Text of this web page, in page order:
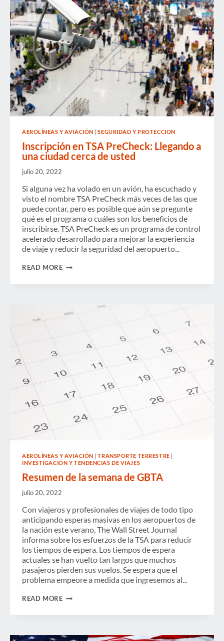
LARGAS
SE
VISLUMBRA
GRANDE
SI
NO
SE
REALIZAN
CAMBIOS
AEROLÍNEAS Y AVIACIÓN |SEGURIDAD Y PROTECCION
Inscripción en TSA PreCheck: Llegando a
una ciudad cerca de usted
julio 20, 2022
Si alguna vez ha volado en un avión, ha escuchado y
visto el nombre TSA PreCheck más veces de las que
puede contar, pero es posible que aún se pregunte
qué es el programa o cuáles son los beneficios de
inscribirse. TSA PreCheck es un programa de control
acelerado desarrollado para mejorar la experiencia
de viaje y reducir la seguridad del aeropuerto...
READ MOREINSCRIPCIÓN
UNA
AEROLÍNEAS Y AVIACIÓN |TRANSPORTE TERRESTRE |
INVESTIGACIÓN Y TENDENCIAS DE VIAJES
Resumen de la semana de GBTA
julio 20, 2022
Con viajeros y profesionales de viajes de todo tipo
anticipando esperas masivas en los aeropuertos de
la nación este verano, The Wall Street Journal
informa sobre los esfuerzos de la TSA para reducir
los tiempos de espera. Los tiempos de espera
actuales se han vuelto tan largos que muchos
pasajeros pierden sus vuelos. Se espera que el
problema empeore a medida que ingresemos al...
READ MORERESUMEN
GBTA